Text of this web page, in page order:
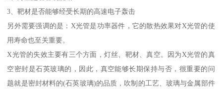
3、靶材是否能够经受长期的高速电子轰击
另外需要强调的是：X光管是功率器件，它的散热效果对X光管的使
用寿命也至关重要。
X光管的失效主要有三个方面，灯丝、靶材、真空。因为X光管的真
空密封是石英玻璃的，因此，真空能够长期保持与否，很重要的问
题就是密封材料的(石英玻璃)的品质，吹制的工艺、玻璃与金属部件